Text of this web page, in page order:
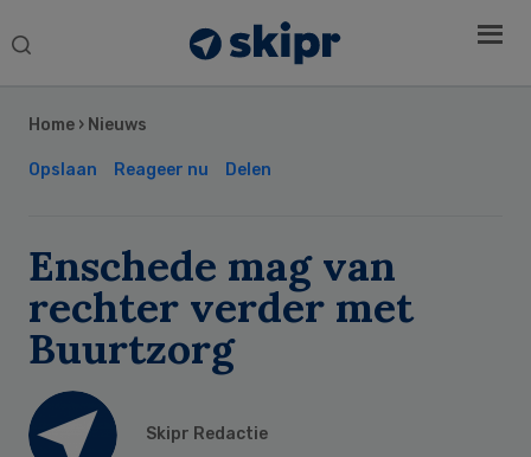
Search
Home › Nieuws
Opslaan Reageer nu Delen
Enschede mag van
rechter verder met
Buurtzorg
Skipr Redactie
Sidebar